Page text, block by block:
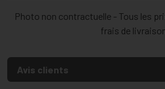
Photo non contractuelle - Tous les
frais de
Avis clients